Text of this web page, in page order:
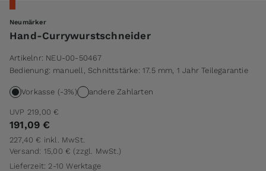
Neumärker
Hand-Currywurstschneider
Artikelnr: NEU-00-50467
Bedienung: manuell, Schnittstärke: 17.5 mm, 1 Jahr Teilegarantie
Vorkasse (-3%) andere Zahlarten
UVP 219,00 €
191,09 €
227,40 € inkl. MwSt.
Versand: 15,00 € (zzgl. MwSt.)
Lieferzeit: 2-10 Werktage